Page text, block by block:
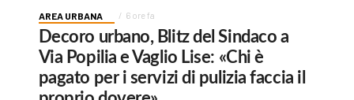
AREA URBANA 6 ore fa
Decoro urbano, Blitz del Sindaco a
Via Popilia e Vaglio Lise: «Chi è
pagato per i servizi di pulizia faccia il